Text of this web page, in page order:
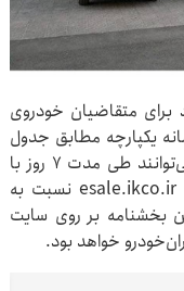
برای متقاضیان خودروی
با اولویت سال ۱۴۰۳ سامانه یکپارچه مطابق جدول
پیوست ایجاد شده است. متقاضیان فوق می‌توانند طی مدت ۷ روز با
مراجعه به سایت فروش اینترنتی به آدرس esale.ikco.ir نسبت به
بخشنامه بر روی سایت